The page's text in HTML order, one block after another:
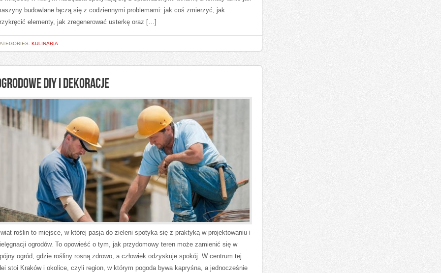
budowlane łączą się z codziennymi problemami: jak coś zmierzyć, jak
elementy, jak zregenerować usterkę oraz […]
KULINARIA
DIY I DEKORACJE
roślin to miejsce, w której pasja do zieleni spotyka się z praktyką w projektowaniu i
ogrodów. To opowieść o tym, jak przydomowy teren może zamienić się w
ogród, gdzie rośliny rosną zdrowo, a człowiek odzyskuje spokój. W centrum tej
stoi Kraków i okolice, czyli region, w którym pogoda bywa kapryśna, a jednocześnie